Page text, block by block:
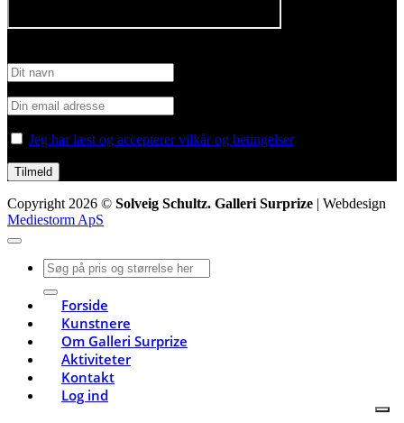
Jeg har læst og accepterer vilkår og betingelser
Copyright 2026 © Solveig Schultz. Galleri Surprize | Webdesign
Mediestorm ApS
Søg
Forside
Kunstnere
Om Galleri Surprize
Aktiviteter
Kontakt
Log ind